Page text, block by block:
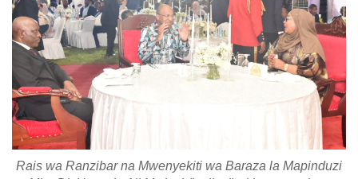
Rais wa Ranzibar na Mwenyekiti wa Baraza la Mapinduzi